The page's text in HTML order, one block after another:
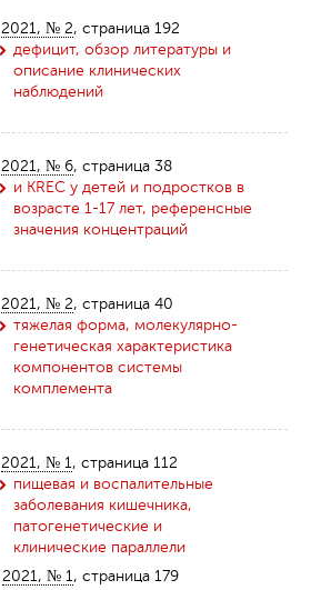
2021, № 2, страница 192
дефицит, обзор литературы и
описание клинических
наблюдений
2021, № 6, страница 38
и KREC у детей и подростков в
возрасте 1-17 лет, референсные
значения концентраций
2021, № 2, страница 40
тяжелая форма, молекулярно-
генетическая характеристика
компонентов системы
комплемента
2021, № 1, страница 112
пищевая и воспалительные
заболевания кишечника,
патогенетические и
клинические параллели
2021, № 1, страница 179